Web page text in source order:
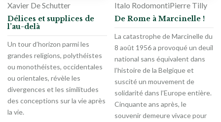
Xavier De Schutter
Délices et supplices de
l’au-delà
Un tour d’horizon parmi les
grandes religions, polythéistes
ou monothéistes, occidentales
ou orientales, révèle les
divergences et les similitudes
des conceptions sur la vie après
la vie.
Italo RodomontiPierre Tilly
De Rome à Marcinelle !
La catastrophe de Marcinelle du
8 août 1956 a provoqué un deuil
national sans équivalent dans
l’histoire de la Belgique et
suscité un mouvement de
solidarité dans l’Europe entière.
Cinquante ans après, le
souvenir demeure vivace pour